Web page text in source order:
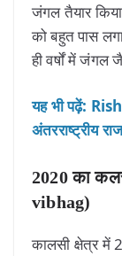
जंगल तैयार
को बहुत पास
ही वर्षों में
यह भी पढ़ें:
अंतरराष्ट्रीय
2020 का
vibhag)
कालसी क्षेत्र